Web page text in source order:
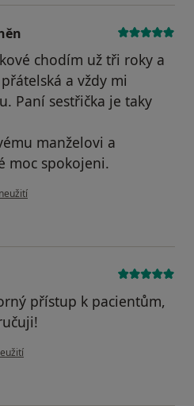
chodím už tři roky a
a vždy mi
Paní sestřička je taky
manželovi a
moc spokojeni.
uživatele Váš účet byl odstraněn
přístup k pacientům,
uživatele Ingrid